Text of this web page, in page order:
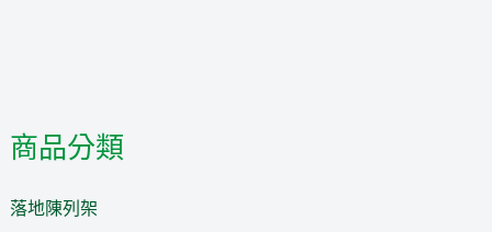
商品分類
落地陳列架